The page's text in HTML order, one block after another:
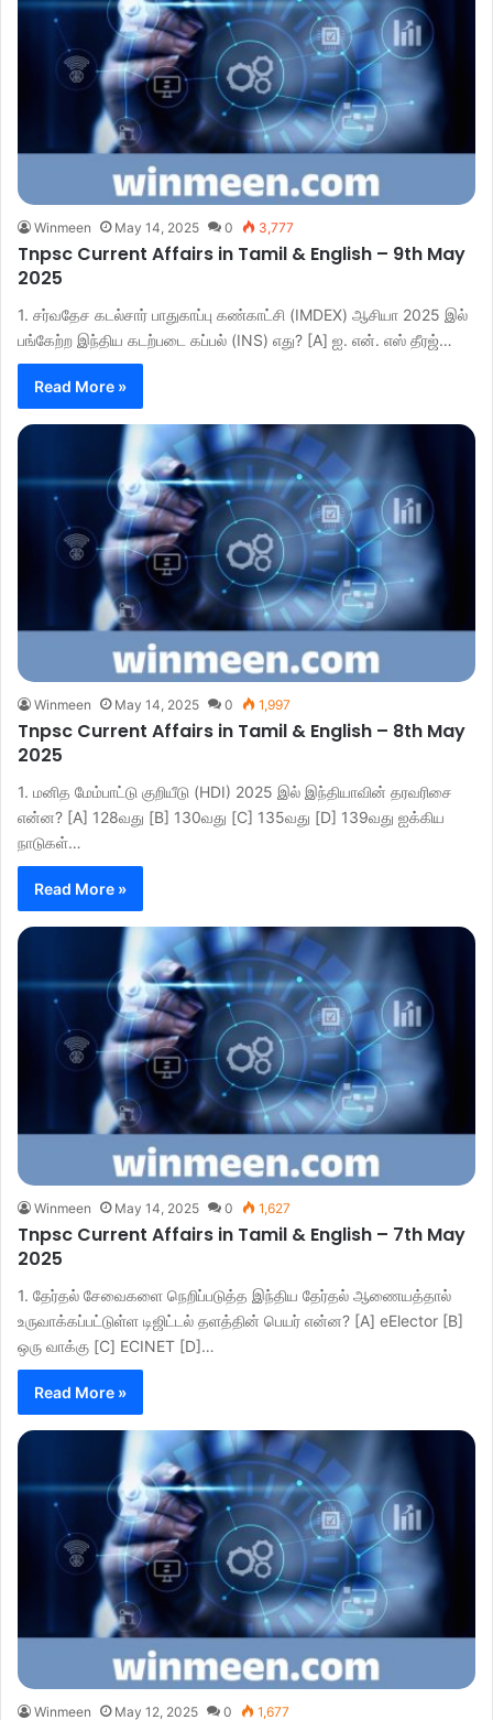
Winmeen May 14, 2025 0 3,777
Tnpsc Current Affairs in Tamil & English – 9th May
2025
1. சர்வதேச கடல்சார் பாதுகாப்பு கண்காட்சி (IMDEX) ஆசியா 2025 இல்
பங்கேற்ற இந்திய கடற்படை கப்பல் (INS) எது? [A] ஐ. என். எஸ் தீரஜ்…
Read More »
Winmeen May 14, 2025 0 1,997
Tnpsc Current Affairs in Tamil & English – 8th May
2025
1. மனித மேம்பாட்டு குறியீடு (HDI) 2025 இல் இந்தியாவின் தரவரிசை
என்ன? [A] 128வது [B] 130வது [C] 135வது [D] 139வது ஐக்கிய
நாடுகள்…
Read More »
Winmeen May 14, 2025 0 1,627
Tnpsc Current Affairs in Tamil & English – 7th May
2025
1. தேர்தல் சேவைகளை நெறிப்படுத்த இந்திய தேர்தல் ஆணையத்தால்
உருவாக்கப்பட்டுள்ள டிஜிட்டல் தளத்தின் பெயர் என்ன? [A] eElector [B]
ஒரு வாக்கு [C] ECINET [D]…
Read More »
Winmeen May 12, 2025 0 1,677